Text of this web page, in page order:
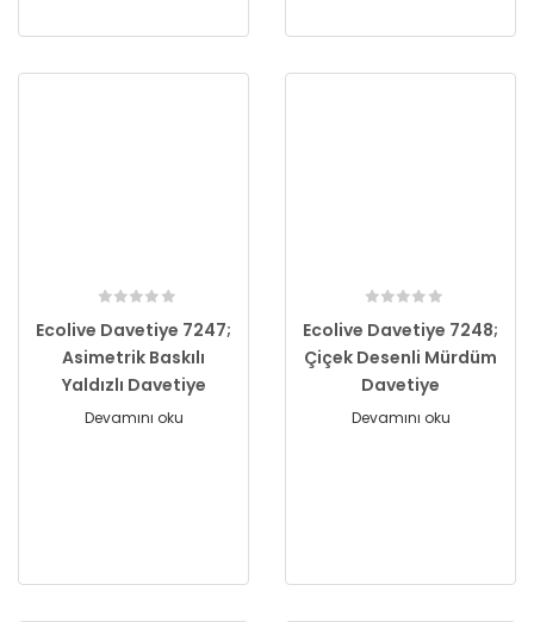
Ecolive Davetiye 7247;
Asimetrik Baskılı
Yaldızlı Davetiye
Devamını oku
Ecolive Davetiye 7248;
Çiçek Desenli Mürdüm
Davetiye
Devamını oku